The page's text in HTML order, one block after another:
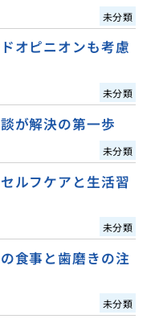
未分類
オピニオンも考慮
未分類
が解決の第一歩
未分類
ルフケアと生活習
未分類
食事と歯磨きの注
未分類